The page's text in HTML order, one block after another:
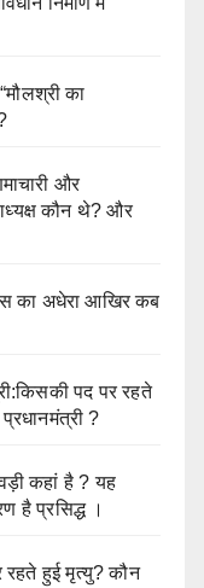
का
और
कौन थे? और
का अधेरा आखिर कब
पद पर रहते
?
कहां है ? यह
है प्रसिद्ध ।
रहते हुई मृत्यु? कौन